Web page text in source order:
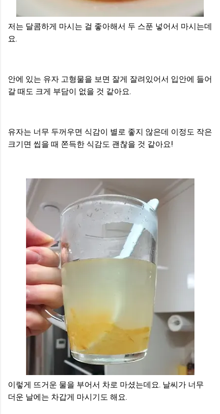
저는 달콤하게 마시는 걸 좋아해서 두 스푼 넣어서 마시는데
요.
안에 있는 유자 고형물을 보면 잘게 잘려있어서 입안에 들어
갈 때도 크게 부담이 없을 것 같아요.
유자는 너무 두꺼우면 식감이 별로 좋지 않은데 이정도 작은
크기면 씹을 때 쫀득한 식감도 괜찮을 것 같아요!
이렇게 뜨거운 물을 부어서 차로 마셨는데요. 날씨가 너무
더운 날에는 차갑게 마시기도 해요.